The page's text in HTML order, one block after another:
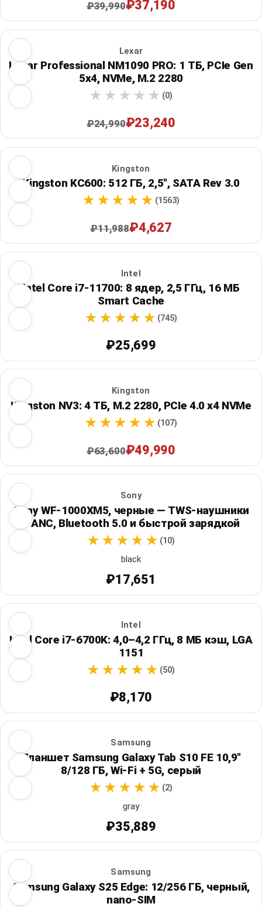
₽39,990₽37,190
Lexar
Lexar Professional NM1090 PRO: 1 ТБ, PCIe Gen
5x4, NVMe, M.2 2280
(0)
₽24,990₽23,240
Kingston
Kingston KC600: 512 ГБ, 2,5", SATA Rev 3.0
(1563)
₽11,988₽4,627
Intel
Intel Core i7-11700: 8 ядер, 2,5 ГГц, 16 МБ
Smart Cache
(745)
₽25,699
Kingston
Kingston NV3: 4 ТБ, M.2 2280, PCIe 4.0 x4 NVMe
(107)
₽63,600₽49,990
Sony
Sony WF-1000XM5, черные — TWS-наушники
с ANC, Bluetooth 5.0 и быстрой зарядкой
(10)
black
₽17,651
Intel
Intel Core i7-6700K: 4,0–4,2 ГГц, 8 МБ кэш, LGA
1151
(50)
₽8,170
Samsung
Планшет Samsung Galaxy Tab S10 FE 10,9"
8/128 ГБ, Wi‑Fi + 5G, серый
(2)
gray
₽35,889
Samsung
Samsung Galaxy S25 Edge: 12/256 ГБ, черный,
nano-SIM